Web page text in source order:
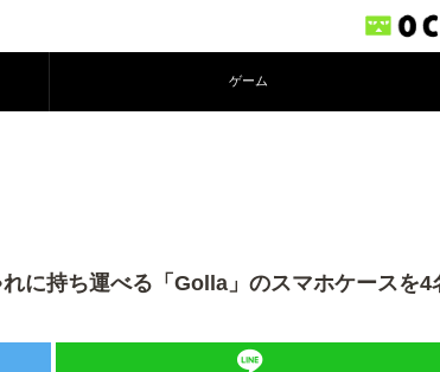
ゲーム
に持ち運べる「Golla」のスマホケースを4